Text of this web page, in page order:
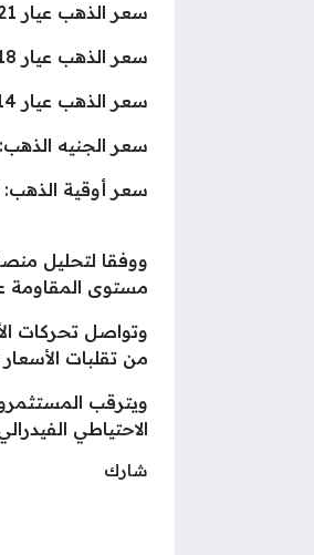
سعر الذهب عيار 21: 5820.00 جنيها
سعر الذهب عيار 18: 4988.57 جنيها
سعر الذهب عيار 14: 3880.00 جنيها
سعر الجنيه الذهب: 46560 جنيها
سعر أوقية الذهب: 206859 جنيها
ووفقا لتحليل
مستوى المقاومة عند 5900 جنيه لعيار 21، مع انتظار السوق لمحفزات جديدة قد تدفع الأسعار إلى
وتواصل تحركات
من تقلبات الأسعار
ويترقب
الاحتياطي
شارك